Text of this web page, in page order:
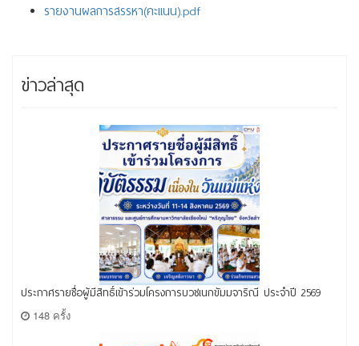
รายงานผลการสรรหา(คะแนน).pdf
ข่าวล่าสุด
ประกาศรายชื่อผู้มีสิทธิ์เข้าร่วมโครงการบวชเนกขัมมจาริณี ประจำปี 2569
148 ครั้ง